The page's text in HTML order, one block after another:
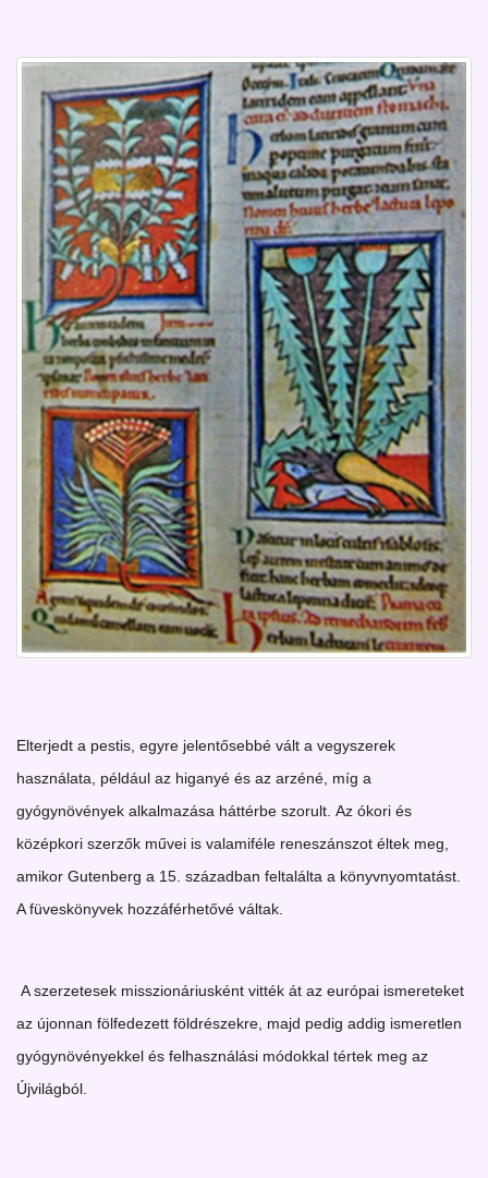
Elterjedt a pestis, egyre jelentősebbé vált a vegyszerek
használata, például az higanyé és az arzéné, míg a
gyógynövények alkalmazása háttérbe szorult. Az ókori és
középkori szerzők művei is valamiféle reneszánszot éltek meg,
amikor Gutenberg a 15. században feltalálta a könyvnyomtatást.
A füveskönyvek hozzáférhetővé váltak.
A szerzetesek misszionáriusként vitték át az európai ismereteket
az újonnan fölfedezett földrészekre, majd pedig addig ismeretlen
gyógynövényekkel és felhasználási módokkal tértek meg az
Újvilágból.